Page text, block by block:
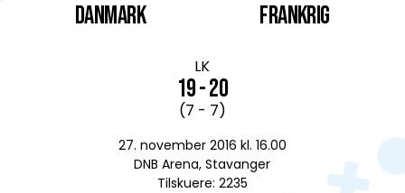
DANMARK
LK
19 - 20
(7 - 7)
27. november 2016 kl. 16.00
DNB Arena, Stavanger
Tilskuere: 2235
Frankrig